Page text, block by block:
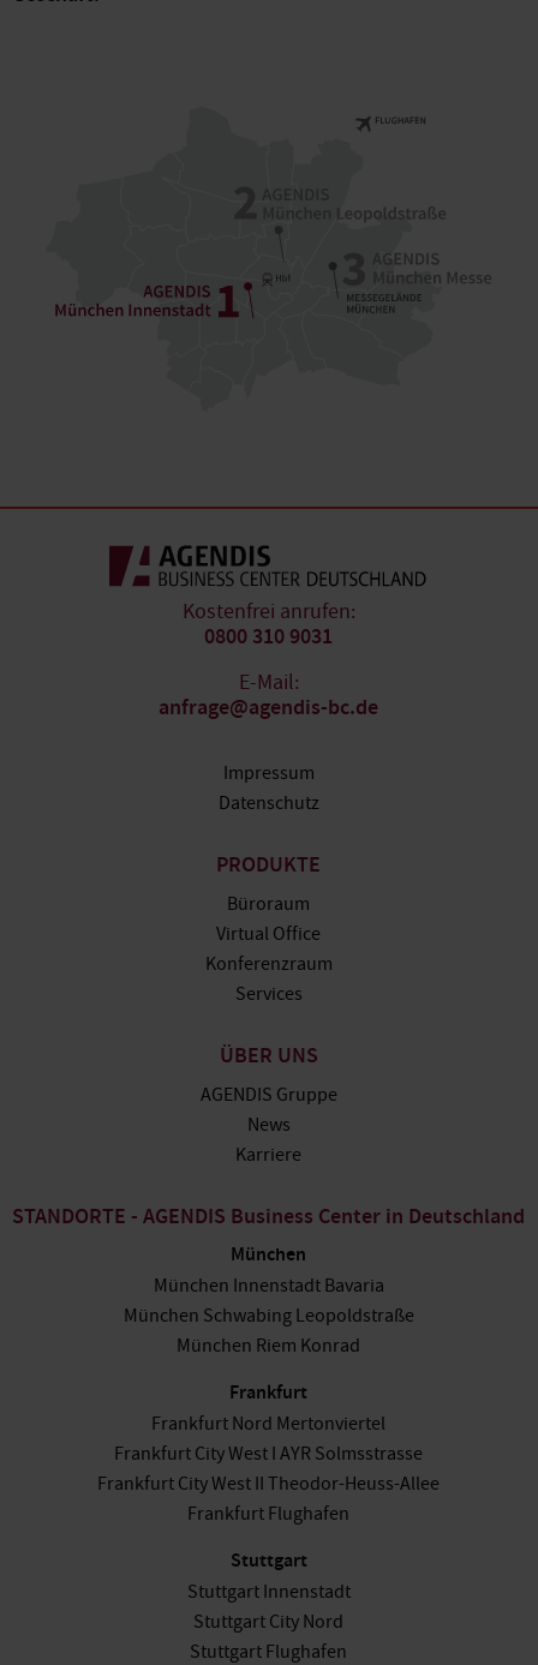
Kostenfrei anrufen:
0800 310 9031
E-Mail:
anfrage@agendis-bc.de
Impressum
Datenschutz
PRODUKTE
Büroraum
Virtual Office
Konferenzraum
Services
ÜBER UNS
AGENDIS Gruppe
News
Karriere
STANDORTE - AGENDIS Business Center in Deutschland
München
München Innenstadt Bavaria
München Schwabing Leopoldstraße
München Riem Konrad
Frankfurt
Frankfurt Nord Mertonviertel
Frankfurt City West I AYR Solmsstrasse
Frankfurt City West II Theodor-Heuss-Allee
Frankfurt Flughafen
Stuttgart
Stuttgart Innenstadt
Stuttgart City Nord
Stuttgart Flughafen